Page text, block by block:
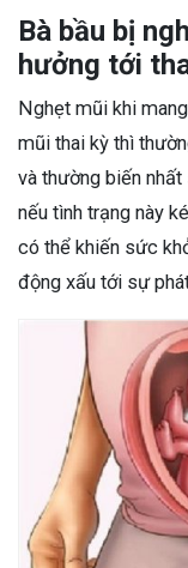
Bà bầu bị
hưởng tới
Nghẹt mũi khi
mũi thai kỳ thì
và thường biến
nếu tình trạng này
có thể khiến sức
động xấu tới sự